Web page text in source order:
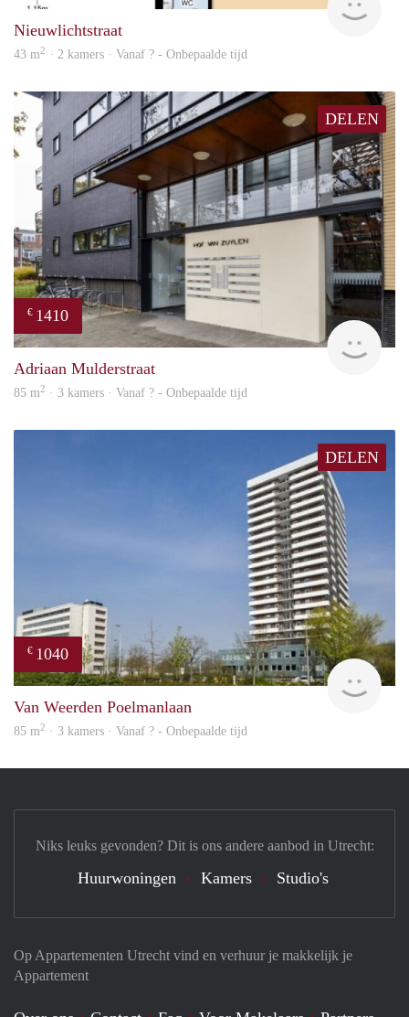
Nieuwlichtstraat
43 m2 · 2 kamers · Vanaf ? - Onbepaalde tijd
DELEN
€ 1410
Adriaan Mulderstraat
85 m2 · 3 kamers · Vanaf ? - Onbepaalde tijd
DELEN
€ 1040
Van Weerden Poelmanlaan
85 m2 · 3 kamers · Vanaf ? - Onbepaalde tijd
Op Appartementen Utrecht vind en verhuur je makkelijk je
Appartement
Niks leuks gevonden? Dit is ons andere aanbod in Utrecht:
Huurwoningen Kamers Studio's